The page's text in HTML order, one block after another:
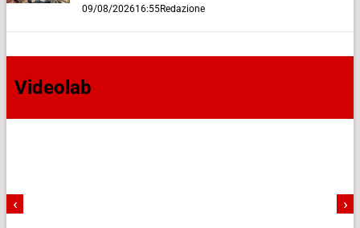
09/08/202616:55Redazione
Videolab
‹ ›